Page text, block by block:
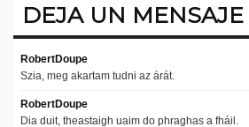
DEJA UN MENSAJE